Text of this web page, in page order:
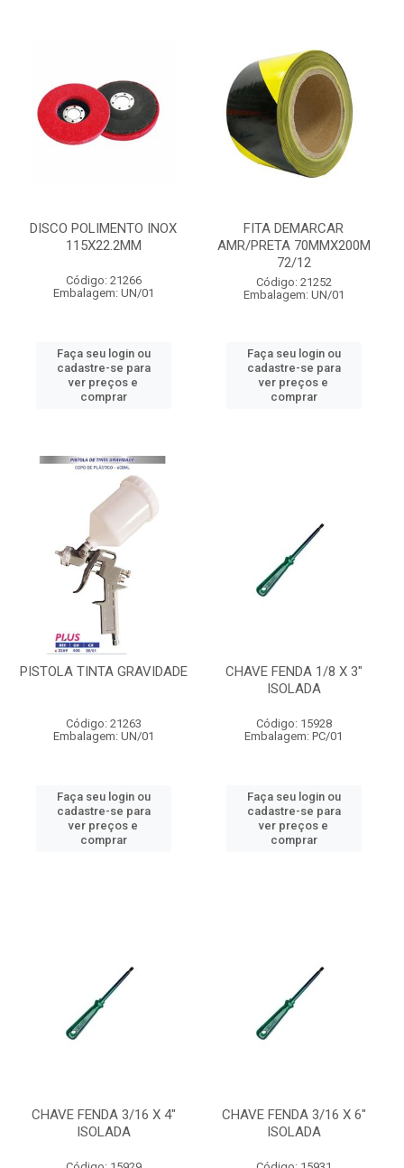
DISCO POLIMENTO INOX
115X22.2MM
Código: 21266
Embalagem: UN/01
Faça seu login ou
cadastre-se para
ver preços e
comprar
FITA DEMARCAR
AMR/PRETA 70MMX200M
72/12
Código: 21252
Embalagem: UN/01
Faça seu login ou
cadastre-se para
ver preços e
comprar
PISTOLA TINTA GRAVIDADE
Código: 21263
Embalagem: UN/01
Faça seu login ou
cadastre-se para
ver preços e
comprar
CHAVE FENDA 1/8 X 3"
ISOLADA
Código: 15928
Embalagem: PC/01
Faça seu login ou
cadastre-se para
ver preços e
comprar
CHAVE FENDA 3/16 X 4"
ISOLADA
CHAVE FENDA 3/16 X 6"
ISOLADA